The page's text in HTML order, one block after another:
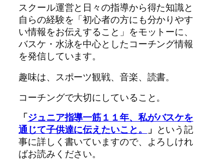
スクール運営と日々の指導から得た知識と
自らの経験を「初心者の方にも分かりやす
い情報をお伝えすること」をモットーに、
バスケ・水泳を中心としたコーチング情報
を発信しています。
趣味は、スポーツ観戦、音楽、読書。
コーチングで大切にしていること。
「ジュニア指導一筋１１年、私がバスケを
通じて子供達に伝えたいこと。 」 という記
事に詳しく書いていますので、よろしけれ
ばお読みください。